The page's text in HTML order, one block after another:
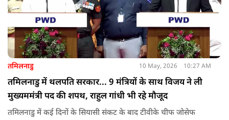
तमिलनाडु 10 May, 2026 10:27 AM
तमिलनाडु में थलपति सरकार... 9 मंत्रियों के साथ विजय ने ली
मुख्यममंत्री पद की शपथ, राहुल गांधी भी रहे मौजूद
तमिलनाडु में कई दिनों के सियासी संकट के बाद टीवीके चीफ जोसेफ